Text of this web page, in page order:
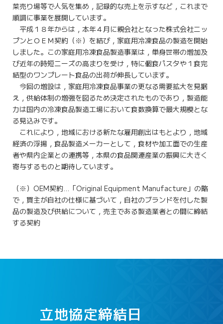
菜売り場等で人気を集め，記録的な売上を示すなど，これまで
順調に事業を展開しています。
平成１８年からは，本年４月に親会社となった株式会社ニッ
プンとＯＥＭ契約（※）を結び，家庭用冷凍食品の製造を開始
しました。この家庭用冷凍食品製造事業は，単身世帯の増加及
び近年の時短ニーズの高まりを受け，特に個食パスタや１食完
結型のワンプレート食品の出荷が伸長しています。
今回の増設は，家庭用冷凍食品事業の更なる需要拡大を見据
え，供給体制の増強を図るため決定されたものであり，製造能
力は国内の冷凍食品製造工場において食数換算で最大規模とな
る見込みです。
これにより，地域における新たな雇用創出はもとより，地域
経済の浮揚，食品製造メーカーとして，食材や加工面での生産
者や県内企業との連携等，本県の食品関連産業の振興に大きく
寄与するものと期待しています。
（※）OEM契約…「Original Equipment Manufacture」の略
で，買主が自社の仕様に基づいて，自社のブランドを付した製
品の製造及び供給について，売主である製造業者との間に締結
する契約
立地協定締結日